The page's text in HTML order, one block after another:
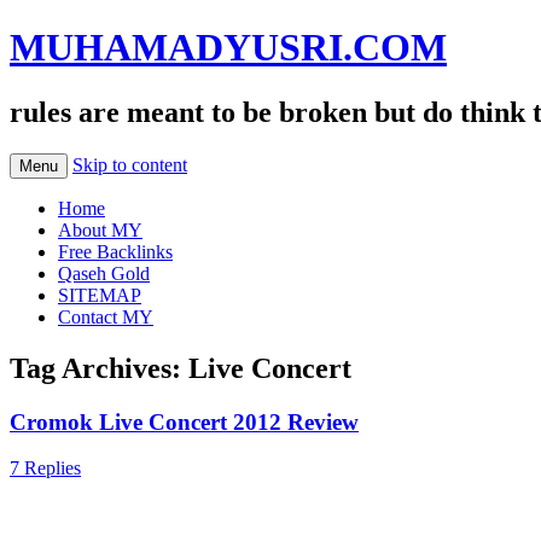
MUHAMADYUSRI.COM
rules are meant to be broken but do think
Menu Skip to content
Home
About MY
Free Backlinks
Qaseh Gold
SITEMAP
Contact MY
Tag Archives: Live Concert
Cromok Live Concert 2012 Review
7 Replies